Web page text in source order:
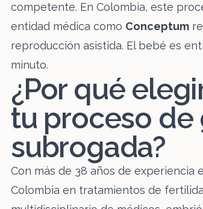
competente. En Colombia, este
entidad médica como Conceptum
reproducción asistida. El bebé es
minuto.
¿Por qué
tu proceso de
subrogada?
Con más de 38 años de experiencia
Colombia en tratamientos de